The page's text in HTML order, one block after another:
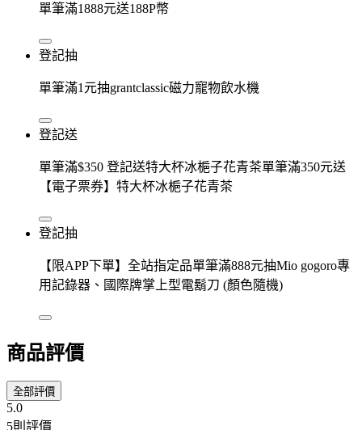
單筆滿1888元送188P幣
登記抽
單筆滿1元抽grantclassic磁力寵物飲水機
登記送
單筆滿$350 登記送特大杯冰梔子花青茶單筆滿350元送
【電子票券】特大杯冰梔子花青茶
登記抽
【限APP下單】全站指定品單筆滿888元抽Mio gogoro專
用記錄器、國際牌掌上型電鬍刀 (顏色隨機)
商品評價
全部評價
5.0
5則評價